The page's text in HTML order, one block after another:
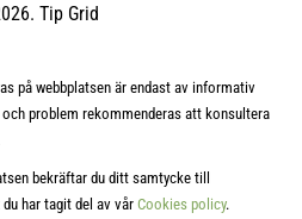
Tip Grid
på webbplatsen är endast av informativ
problem rekommenderas att konsultera
bekräftar du ditt samtycke till
har tagit del av vår Cookies policy.